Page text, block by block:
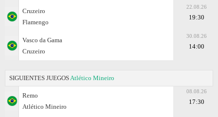
Cruzeiro
Flamengo
22.08.26
19:30
Vasco da Gama
Cruzeiro
30.08.26
14:00
SIGUIENTES JUEGOS Atlético Mineiro
Remo
Atlético Mineiro
08.08.26
17:30